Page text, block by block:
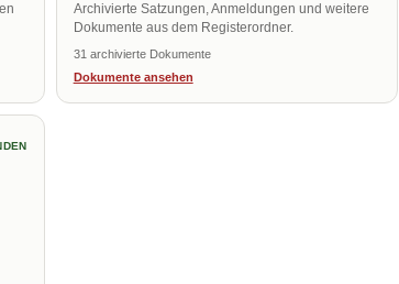
Archivierte Satzungen, Anmeldungen und weitere
Dokumente aus dem Registerordner.
31 archivierte Dokumente
Dokumente ansehen